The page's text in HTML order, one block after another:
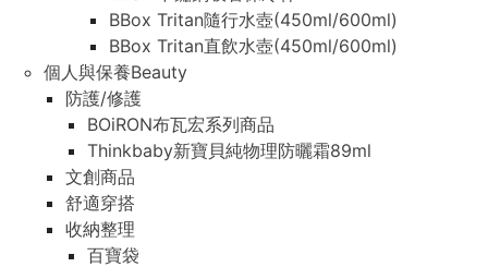
BBox Tritan隨行水壺(450ml/600ml)
BBox Tritan直飲水壺(450ml/600ml)
個人與保養Beauty
防護/修護
BOiRON布瓦宏系列商品
Thinkbaby新寶貝純物理防曬霜89ml
文創商品
舒適穿搭
收納整理
百寶袋